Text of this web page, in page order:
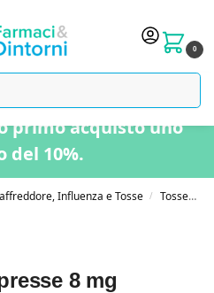
0
nel carrello
primo acquisto uno
del 10%.
Influenza e Tosse / Tosse
8 mg